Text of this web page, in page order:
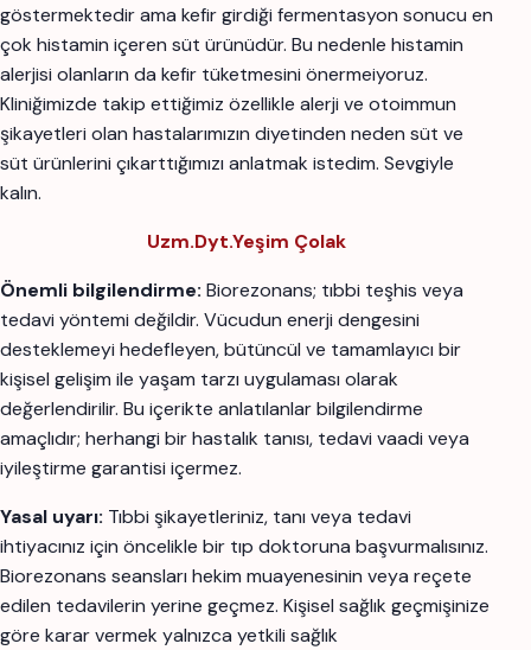
göstermektedir ama kefir girdiği fermentasyon sonucu en
çok histamin içeren süt ürünüdür. Bu nedenle histamin
alerjisi olanların da kefir tüketmesini önermeiyoruz.
Kliniğimizde takip ettiğimiz özellikle alerji ve otoimmun
şikayetleri olan hastalarımızın diyetinden neden süt ve
süt ürünlerini çıkarttığımızı anlatmak istedim. Sevgiyle
kalın.
Uzm.Dyt.Yeşim Çolak
Önemli bilgilendirme: Biorezonans; tıbbi teşhis veya
tedavi yöntemi değildir. Vücudun enerji dengesini
desteklemeyi hedefleyen, bütüncül ve tamamlayıcı bir
kişisel gelişim ile yaşam tarzı uygulaması olarak
değerlendirilir. Bu içerikte anlatılanlar bilgilendirme
amaçlıdır; herhangi bir hastalık tanısı, tedavi vaadi veya
iyileştirme garantisi içermez.
Yasal uyarı: Tıbbi şikayetleriniz, tanı veya tedavi
ihtiyacınız için öncelikle bir tıp doktoruna başvurmalısınız.
Biorezonans seansları hekim muayenesinin veya reçete
edilen tedavilerin yerine geçmez. Kişisel sağlık geçmişinize
göre karar vermek yalnızca yetkili sağlık